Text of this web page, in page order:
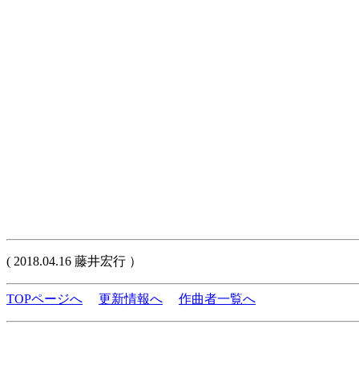
( 2018.04.16 藤井宏行 ）
TOPページへ 更新情報へ 作曲者一覧へ